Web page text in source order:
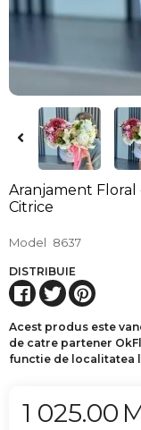
Aranjament Floral
Citrice
Model 8637
DISTRIBUIE
Acest produs este
de catre partener
functie de localitatea
1 025.00